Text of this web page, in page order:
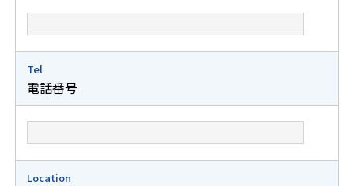
Tel
電話番号
Location